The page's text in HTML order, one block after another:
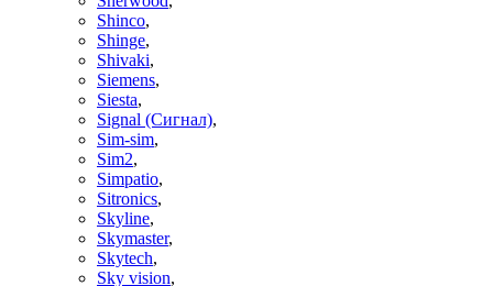
Shinco,
Shinge,
Shivaki,
Siemens,
Siesta,
Signal (Сигнал),
Sim-sim,
Sim2,
Simpatio,
Sitronics,
Skyline,
Skymaster,
Skytech,
Sky vision,